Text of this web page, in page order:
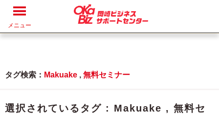
メニュー
タグ検索： Makuake , 無料セミナー
選択されているタグ : Makuake , 無料セ